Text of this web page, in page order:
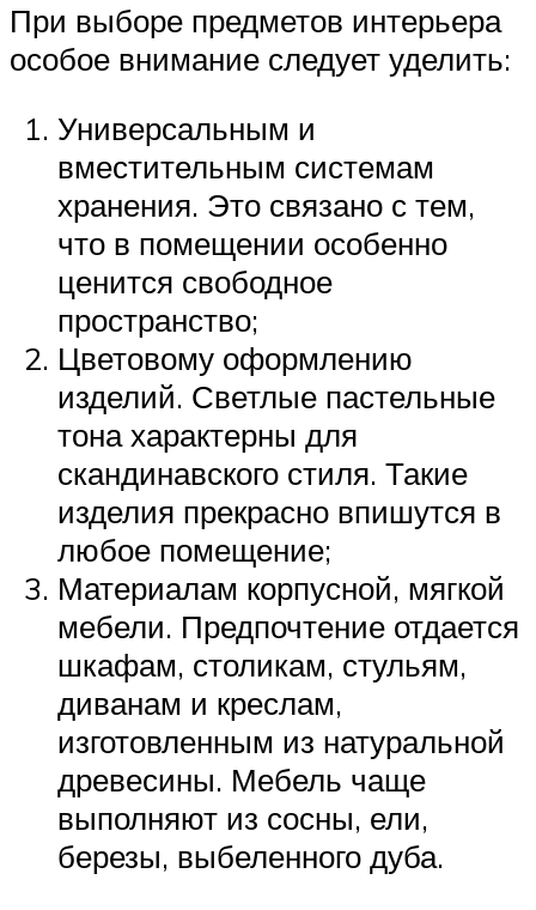
При выборе предметов интерьера
особое внимание следует уделить:
Универсальным и
вместительным системам
хранения. Это связано с тем,
что в помещении особенно
ценится свободное
пространство;
Цветовому оформлению
изделий. Светлые пастельные
тона характерны для
скандинавского стиля. Такие
изделия прекрасно впишутся в
любое помещение;
Материалам корпусной, мягкой
мебели. Предпочтение отдается
шкафам, столикам, стульям,
диванам и креслам,
изготовленным из натуральной
древесины. Мебель чаще
выполняют из сосны, ели,
березы, выбеленного дуба.